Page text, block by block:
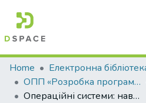
Communities & Collections
All of DSpace
Home
ОПП «Розробка програмного забезпечення»
Операційні системи: навч. посібник